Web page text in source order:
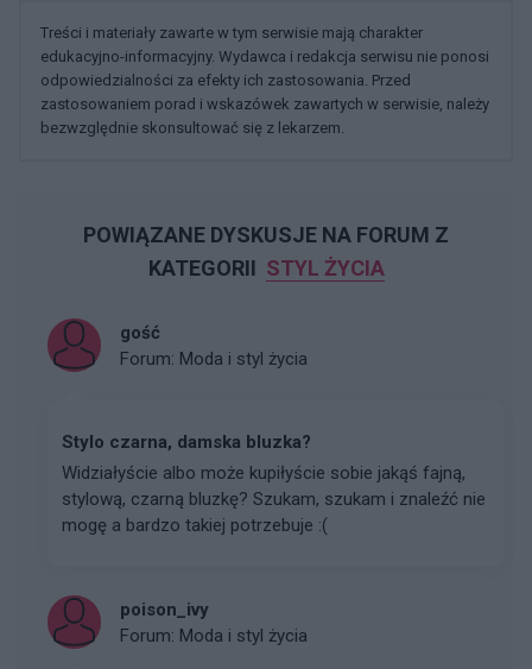
Treści i materiały zawarte w tym serwisie mają charakter
edukacyjno-informacyjny. Wydawca i redakcja serwisu nie ponosi
odpowiedzialności za efekty ich zastosowania. Przed
zastosowaniem porad i wskazówek zawartych w serwisie, należy
bezwzględnie skonsultować się z lekarzem.
POWIĄZANE DYSKUSJE NA FORUM Z
KATEGORII STYL ŻYCIA
gość
Forum: Moda i styl życia
Stylo czarna, damska bluzka?
Widziałyście albo może kupiłyście sobie jakąś fajną,
stylową, czarną bluzkę? Szukam, szukam i znaleźć nie
mogę a bardzo takiej potrzebuje :(
poison_ivy
Forum: Moda i styl życia